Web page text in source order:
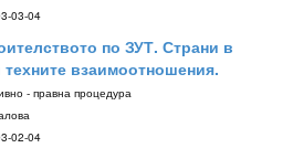
03-04
по ЗУТ. Страни в
взаимоотношения.
- правна процедура
02-04